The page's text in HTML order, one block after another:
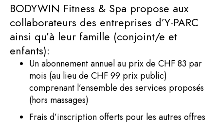
BODYWIN Fitness & Spa propose aux
collaborateurs des entreprises d’Y-PARC
ainsi qu’à leur famille (conjoint/e et
enfants):
Un abonnement annuel au prix de CHF 83 par
mois (au lieu de CHF 99 prix public)
comprenant l’ensemble des services proposés
(hors massages)
Frais d’inscription offerts pour les autres offres